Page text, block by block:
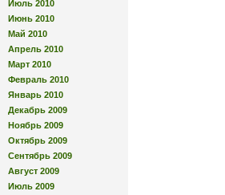
Июль 2010
Июнь 2010
Май 2010
Апрель 2010
Март 2010
Февраль 2010
Январь 2010
Декабрь 2009
Ноябрь 2009
Октябрь 2009
Сентябрь 2009
Август 2009
Июль 2009